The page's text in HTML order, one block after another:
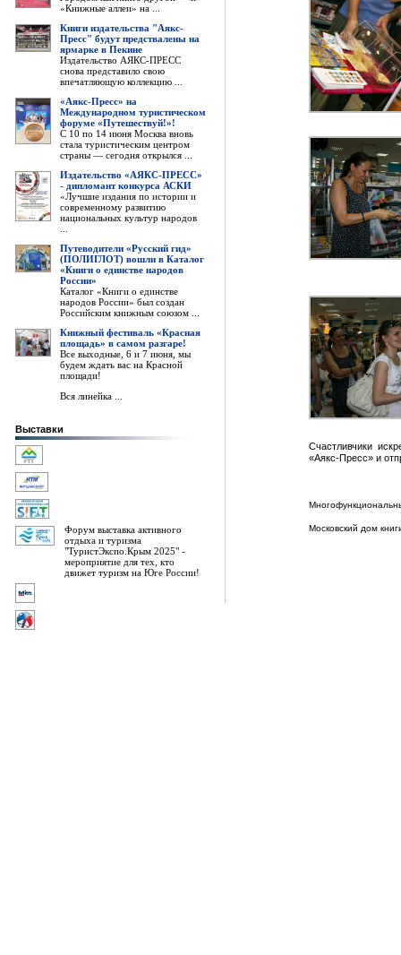
«Книжные аллеи» на ...
Книги издательства "Аякс-
Пресс" будут предствалены на
ярмарке в Пекине
Издательство АЯКС-ПРЕСС
снова представило свою
впечатляющую коллекцию ...
«Аякс-Пресс» на
Международном туристическом
форуме «Путешествуй!»!
С 10 по 14 июня Москва вновь
стала туристическим центром
страны — сегодня открылся ...
Издательство «АЯКС-ПРЕСС»
- дипломант конкурса АСКИ
«Лучшие издания по истории и
современному развитию
национальных культур народов
Путеводители «Русский гид»
(ПОЛИГЛОТ) вошли в Каталог
«Книги о единстве народов
России»
Каталог «Книги о единстве
народов России» был создан
Российским книжным союзом ...
Книжный фестиваль «Красная
площадь» в самом разгаре!
Все выходные, 6 и 7 июня, мы
будем ждать вас на Красной
площади!
Вся линейка ...
Выставки
Форум выставка активного
отдыха и туризма
"ТуристЭкспо.Крым 2025" -
мероприятие для тех, кто
движет туризм на Юге России!
Счастливчики
«Аякс-Пресс» и
Московский дом